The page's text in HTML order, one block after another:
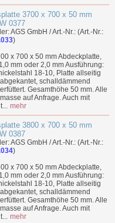
3700 x 700 x 50 mm
0377
AGS GmbH / Art.-Nr.: (Art.-Nr.:
)
x 700 x 50 mm Abdeckplatte,
mm oder 2,0 mm Ausführung:
18-10, Platte allseitig
schalldämmend
Gesamthöhe 50 mm. Alle
auf Anfrage. Auch mit
mehr
3800 x 700 x 50 mm
0387
AGS GmbH / Art.-Nr.: (Art.-Nr.:
)
x 700 x 50 mm Abdeckplatte,
mm oder 2,0 mm Ausführung:
18-10, Platte allseitig
schalldämmend
Gesamthöhe 50 mm. Alle
auf Anfrage. Auch mit
mehr